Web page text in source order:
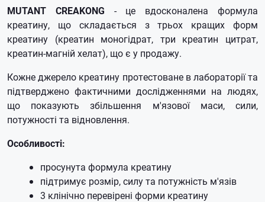
MUTANT CREAKONG - це вдосконалена формула
креатину, що складається з трьох кращих форм
креатину (креатин моногідрат, три креатин цитрат,
креатин-магній хелат), що є у продажу.
Кожне джерело креатину протестоване в лабораторії та
підтверджено фактичними дослідженнями на людях,
що показують збільшення м'язової маси, сили,
потужності та відновлення.
Особливості:
просунута формула креатину
підтримує розмір, силу та потужність м'язів
3 клінічно перевірені форми креатину